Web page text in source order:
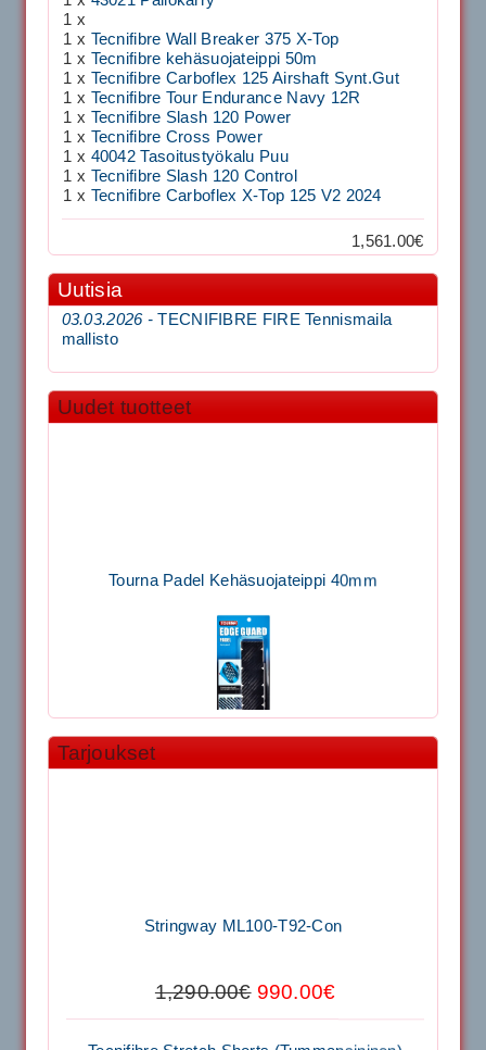
1 x
1 x Tecnifibre Wall Breaker 375 X-Top
1 x Tecnifibre kehäsuojateippi 50m
1 x Tecnifibre Carboflex 125 Airshaft Synt.Gut
1 x Tecnifibre Tour Endurance Navy 12R
1 x Tecnifibre Slash 120 Power
1 x Tecnifibre Cross Power
1 x 40042 Tasoitustyökalu Puu
1 x Tecnifibre Slash 120 Control
1 x Tecnifibre Carboflex X-Top 125 V2 2024
1,561.00€
Uutisia
03.03.2026 -TECNIFIBRE FIRE Tennismaila
mallisto
Uudet tuotteet
1,650.00€
Signum S-7000 Jännityskone (Jalustamalli)
Tarjoukset
1,290.00€ 990.00€